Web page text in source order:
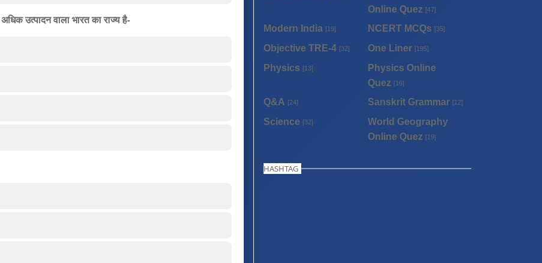
उत्पादन वाला भारत का राज्य है-
Online Quez [47]
Modern India [19] NCERT MCQs [35]
Objective TRE-4 [32] One Liner [195]
Physics [13]
Physics Online
Quez [16]
Q&A [24] Sanskrit Grammar [12]
Science [32]
World Geography
Online Quez [19]
HASHTAG